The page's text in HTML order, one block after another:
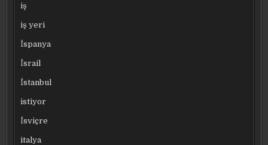
iş
iş yeri
İspanya
İsrail
İstanbul
istiyor
İsviçre
italya